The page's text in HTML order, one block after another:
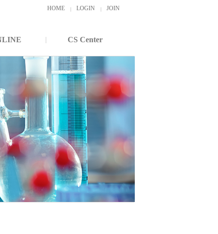
HOME LOGIN JOIN
CS Center